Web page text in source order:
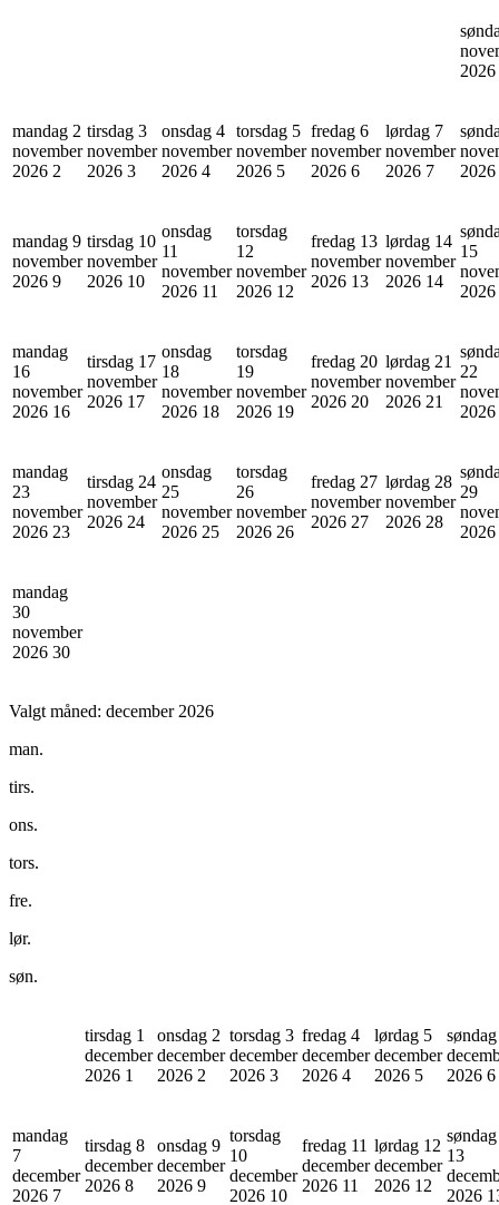
2026
mandag 2
november
2026 2
tirsdag 3
november
2026 3
onsdag 4
november
2026 4
torsdag 5
november
2026 5
fredag 6
november
2026 6
lørdag 7
november
2026 7
2026
mandag 9
november
2026 9
tirsdag 10
november
2026 10
onsdag
11
november
2026 11
torsdag
12
november
2026 12
fredag 13
november
2026 13
lørdag 14
november
2026 14
15
2026
mandag
16
november
2026 16
tirsdag 17
november
2026 17
onsdag
18
november
2026 18
torsdag
19
november
2026 19
fredag 20
november
2026 20
lørdag 21
november
2026 21
22
2026
mandag
23
november
2026 23
tirsdag 24
november
2026 24
onsdag
25
november
2026 25
torsdag
26
november
2026 26
fredag 27
november
2026 27
lørdag 28
november
2026 28
29
2026
mandag
30
november
2026 30
Valgt måned: december 2026
man.
tirs.
ons.
tors.
fre.
lør.
søn.
tirsdag 1
december
2026 1
onsdag 2
december
2026 2
torsdag 3
december
2026 3
fredag 4
december
2026 4
lørdag 5
december
2026 5
2026 6
mandag
7
december
2026 7
tirsdag 8
december
2026 8
onsdag 9
december
2026 9
torsdag
10
december
2026 10
fredag 11
december
2026 11
lørdag 12
december
2026 12
søndag
13
2026